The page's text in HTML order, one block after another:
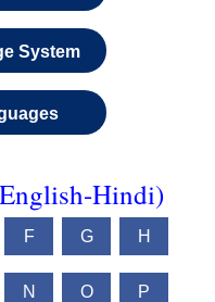
System
Hindi)
F G H
N O P